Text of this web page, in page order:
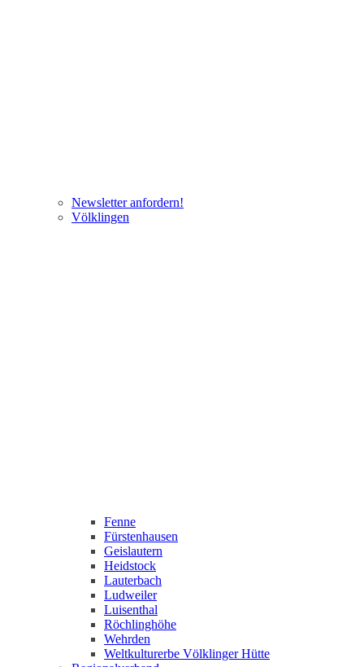
Newsletter anfordern!
Völklingen
Fenne
Fürstenhausen
Geislautern
Heidstock
Lauterbach
Ludweiler
Luisenthal
Röchlinghöhe
Wehrden
Weltkulturerbe Völklinger Hütte